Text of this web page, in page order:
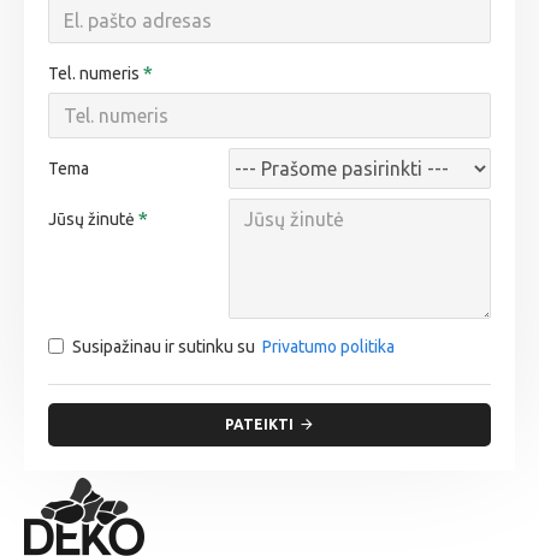
Tel. numeris
Tema
Jūsų žinutė
Susipažinau ir sutinku su Privatumo politika
PATEIKTI